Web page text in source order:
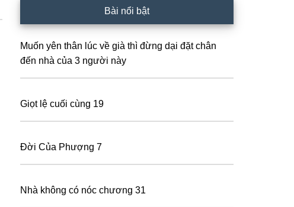
Sidebar
Bài nổi bật
Muốn yên thân lúc về già thì đừng dại đặt chân
đến nhà của 3 người này
Giọt lệ cuối cùng 19
Đời Của Phượng 7
Nhà không có nóc chương 31